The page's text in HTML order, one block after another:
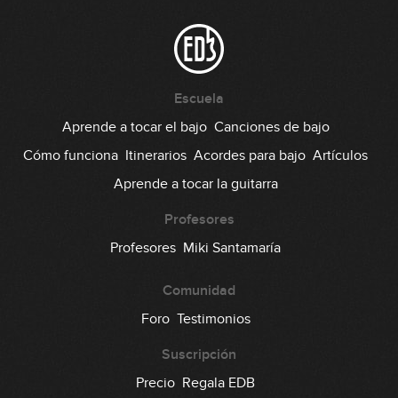
04:30
#61: Tanguillo en Em
GRATIS
#62: Rumors (Jake Miller) en G#m
#63: Arpegios en Em
Escuela
Aprende a tocar el bajo Canciones de bajo
Cómo funciona Itinerarios Acordes para bajo Artículos
Aprende a tocar la guitarra
Profesores
Profesores Miki Santamaría
Comunidad
Foro Testimonios
Suscripción
Precio Regala EDB